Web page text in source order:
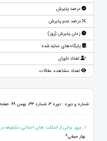
درصد پذیرش
درصد عدم پذیرش
زمان پذیرش (روز)
پایگاه‌های نمایه شده
تعداد داوران
تعداد مشاهده مقالات
شماره و دوره : دوره 3، شماره 33، بهمن 99، صفحات 7 - 151
1. مرور برخی از اسکلت های انسانی مکشوفه در ایران و اطلاعات استخراجی از واکاوی آنها
بهار سیفی*